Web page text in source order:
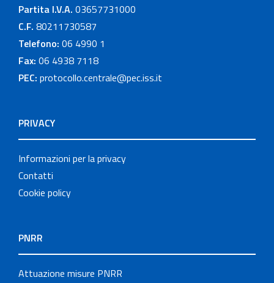
Partita I.V.A. 03657731000
C.F. 80211730587
Telefono: 06 4990 1
Fax: 06 4938 7118
PEC: protocollo.centrale@pec.iss.it
PRIVACY
Informazioni per la privacy
Contatti
Cookie policy
PNRR
Attuazione misure PNRR